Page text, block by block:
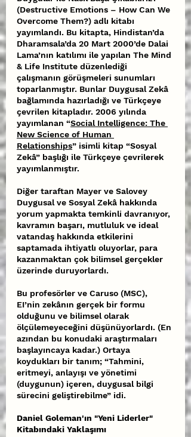
(Destructive Emotions – How Can We
Overcome Them?) adlı kitabı
yayımlandı. Bu kitapta, Hindistan’da
Dharamsala’da 20 Mart 2000’de Dalai
Lama’nın katılımı ile yapılan The Mind
& Life Institute düzenlediği
çalışmanın görüşmeleri sunumları
toparlanmıştır. Bunlar Duygusal Zekâ
bağlamında hazırladığı ve Türkçeye
çevrilen kitapladır. 2006 yılında
yayımlanan “Social Intelligence: The
New Science of Human
Relationships” isimli kitap “Sosyal
Zekâ” başlığı ile Türkçeye çevrilerek
yayımlanmıştır.
Diğer taraftan Mayer ve Salovey
Duygusal ve Sosyal Zekâ hakkında
yorum yapmakta temkinli davranıyor,
kavramın başarı, mutluluk ve ideal
vatandaş hakkında etkilerini
saptamada ihtiyatlı oluyorlar, para
kazanmaktan çok bilimsel gerçekler
üzerinde duruyorlardı.
Bu profesörler ve Caruso (MSC),
EI’nin zekânın gerçek bir formu
olduğunu ve bilimsel olarak
ölçülemeyeceğini düşünüyorlardı. (En
azından bu konudaki araştırmaları
başlayıncaya kadar.) Ortaya
koydukları bir tanım; “Tahmini,
eritmeyi, anlayışı ve yönetimi
(duygunun) içeren, duygusal bilgi
sürecini geliştirebilme” idi.
Daniel Goleman'ın "Yeni Liderler"
Kitabındaki Yaklaşımı